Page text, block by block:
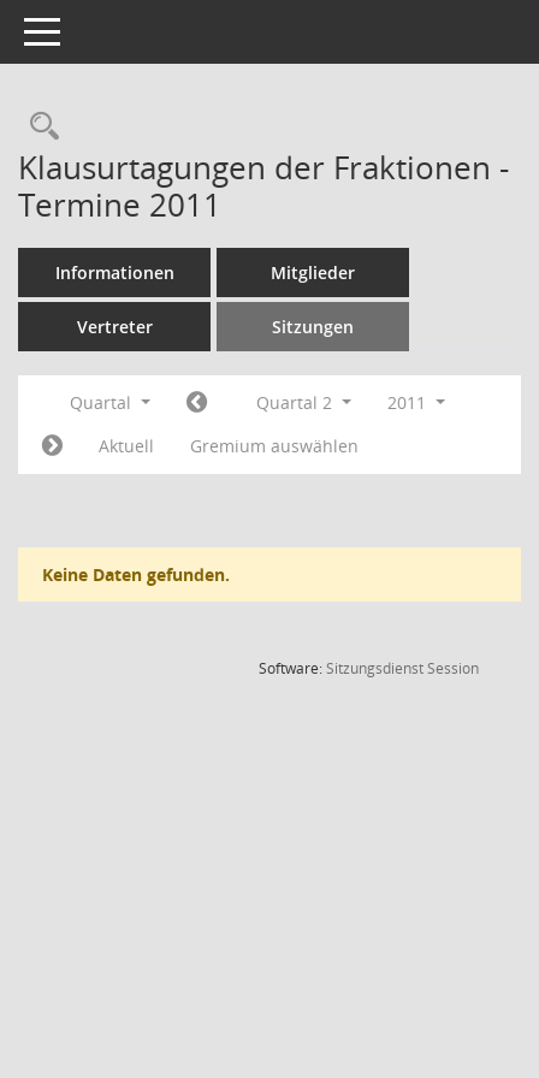
Toggle navigation
Rechercheauswahl
Klausurtagungen der Fraktionen -
Termine 2011
Informationen Mitglieder
Vertreter Sitzungen
Quartal Quartal 2
2011
Aktuell
Gremium auswählen
Keine Daten gefunden.
Software:SitzungsdienstSession(Wird in